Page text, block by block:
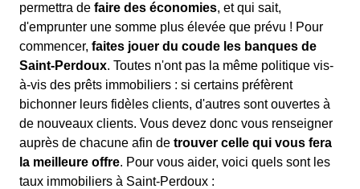
permettra de faire des économies, et qui sait,
d'emprunter une somme plus élevée que prévu ! Pour
commencer, faites jouer du coude les banques de
Saint-Perdoux. Toutes n'ont pas la même politique vis-
à-vis des prêts immobiliers : si certains préfèrent
bichonner leurs fidèles clients, d'autres sont ouvertes à
de nouveaux clients. Vous devez donc vous renseigner
auprès de chacune afin de trouver celle qui vous fera
la meilleure offre. Pour vous aider, voici quels sont les
taux immobiliers à Saint-Perdoux :